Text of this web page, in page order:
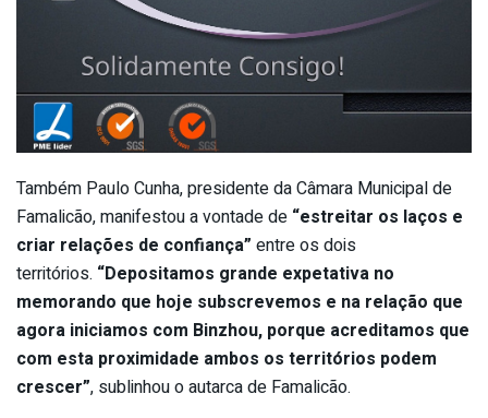
Também Paulo Cunha, presidente da Câmara Municipal de
Famalicão, manifestou a vontade de “estreitar os laços e
criar relações de confiança” entre os dois
territórios. “Depositamos grande expetativa no
memorando que hoje subscrevemos e na relação que
agora iniciamos com Binzhou, porque acreditamos que
com esta proximidade ambos os territórios podem
crescer”, sublinhou o autarca de Famalicão.